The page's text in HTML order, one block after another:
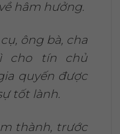
hâm hưởng.
ông bà, cha
cho tín chủ
quyến được
tốt lành.
thành, trước